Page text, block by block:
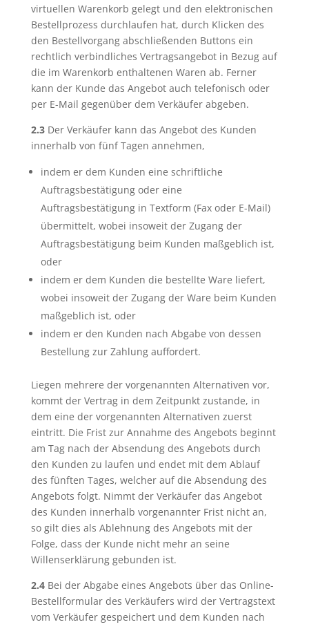
virtuellen Warenkorb gelegt und den elektronischen
Bestellprozess durchlaufen hat, durch Klicken des
den Bestellvorgang abschließenden Buttons ein
rechtlich verbindliches Vertragsangebot in Bezug auf
die im Warenkorb enthaltenen Waren ab. Ferner
kann der Kunde das Angebot auch telefonisch oder
per E-Mail gegenüber dem Verkäufer abgeben.
2.3Der Verkäufer kann das Angebot des Kunden
innerhalb von fünf Tagen annehmen,
indem er dem Kunden eine schriftliche
Auftragsbestätigung oder eine
Auftragsbestätigung in Textform (Fax oder E-Mail)
übermittelt, wobei insoweit der Zugang der
Auftragsbestätigung beim Kunden maßgeblich ist,
oder
indem er dem Kunden die bestellte Ware liefert,
wobei insoweit der Zugang der Ware beim Kunden
maßgeblich ist, oder
indem er den Kunden nach Abgabe von dessen
Bestellung zur Zahlung auffordert.
Liegen mehrere der vorgenannten Alternativen vor,
kommt der Vertrag in dem Zeitpunkt zustande, in
dem eine der vorgenannten Alternativen zuerst
eintritt. Die Frist zur Annahme des Angebots beginnt
am Tag nach der Absendung des Angebots durch
den Kunden zu laufen und endet mit dem Ablauf
des fünften Tages, welcher auf die Absendung des
Angebots folgt. Nimmt der Verkäufer das Angebot
des Kunden innerhalb vorgenannter Frist nicht an,
so gilt dies als Ablehnung des Angebots mit der
Folge, dass der Kunde nicht mehr an seine
Willenserklärung gebunden ist.
2.4Bei der Abgabe eines Angebots über das Online-
Bestellformular des Verkäufers wird der Vertragstext
vom Verkäufer gespeichert und dem Kunden nach